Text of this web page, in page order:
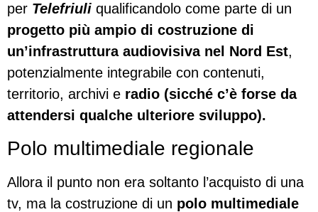
per Telefriuli qualificandolo come parte di un
progetto più ampio di costruzione di
un’infrastruttura audiovisiva nel Nord Est,
potenzialmente integrabile con contenuti,
territorio, archivi e radio (sicché c’è forse da
attendersi qualche ulteriore sviluppo).
Polo multimediale regionale
Allora il punto non era soltanto l’acquisto di una
tv, ma la costruzione di un polo multimediale